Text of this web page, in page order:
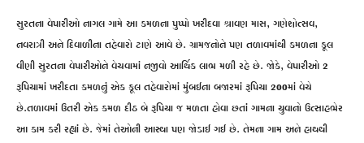
સુરતના વેપારીઓ નાગલ ગામે આ કમળના પુષ્પો ખરીદવા શ્રાવણ માસ, ગણેશોત્સવ,
નવરાત્રી અને દિવાળીના તહેવારો ટાણે આવે છે. ગ્રામજનોને પણ તળાવમાંથી કમળના ફૂલ
વીણી સુરતના વેપારીઓને વેચવામાં નજીવો આર્થિક લાભ મળી રહે છે. જોકે, વેપારીઓ 2
રૂપિયામાં ખરીદતા કમળનું એક ફૂલ તહેવારોમાં મુંબઈના બજારમાં રૂપિયા 200માં વેચે
છે.તળાવમાં ઉતરી એક કમળ દીઠ બે રૂપિયા જ મળતા હોવા છતાં ગામના યુવાનો ઉત્સાહભેર
આ કામ કરી રહ્યાં છે. જેમાં તેઓની આસ્થા પણ જોડાઈ ગઈ છે. તેમના ગામ અને હાથથી